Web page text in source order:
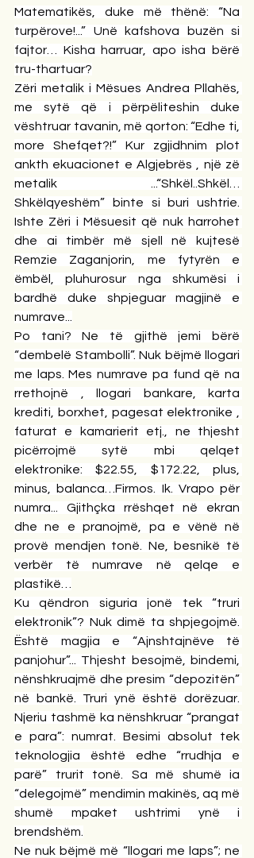
Matematikës, duke më thënë: “Na
turpërove!...” Unë kafshova buzën si
fajtor… Kisha harruar, apo isha bërë
tru-thartuar?
Zëri metalik i Mësues Andrea Pllahës,
me sytë që i përpëliteshin duke
vështruar tavanin, më qorton: “Edhe ti,
more Shefqet?!” Kur zgjidhnim plot
ankth ekuacionet e Algjebrës , një zë
metalik ...“Shkël..Shkël…
Shkëlqyeshëm” binte si buri ushtrie.
Ishte Zëri i Mësuesit që nuk harrohet
dhe ai timbër më sjell në kujtesë
Remzie Zaganjorin, me fytyrën e
ëmbël, pluhurosur nga shkumësi i
bardhë duke shpjeguar magjinë e
numrave...
Po tani? Ne të gjithë jemi bërë
“dembelë Stambolli”. Nuk bëjmë llogari
me laps. Mes numrave pa fund që na
rrethojnë , llogari bankare, karta
krediti, borxhet, pagesat elektronike ,
faturat e kamarierit etj., ne thjesht
picërrojmë sytë mbi qelqet
elektronike: $22.55, $172.22, plus,
minus, balanca…Firmos. Ik. Vrapo për
numra... Gjithçka rrëshqet në ekran
dhe ne e pranojmë, pa e vënë në
provë mendjen tonë. Ne, besnikë të
verbër të numrave në qelqe e
plastikë…
Ku qëndron siguria jonë tek “truri
elektronik”? Nuk dimë ta shpjegojmë.
Është magjia e “Ajnshtajnëve të
panjohur”... Thjesht besojmë, bindemi,
nënshkruajmë dhe presim “depozitën”
në bankë. Truri ynë është dorëzuar.
Njeriu tashmë ka nënshkruar “prangat
e para”: numrat. Besimi absolut tek
teknologjia është edhe “rrudhja e
parë” trurit tonë. Sa më shumë ia
“delegojmë” mendimin makinës, aq më
shumë mpaket ushtrimi ynë i
brendshëm.
Ne nuk bëjmë më “llogari me laps”; ne